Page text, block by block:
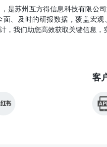
，是苏州互方得信息科技有限公
、及时的研报数据，覆盖宏
，我们助您高效获取关键信息，
客